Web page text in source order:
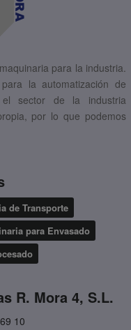
para la industria.
la automatización de
sector de la industria
por lo que podemos
de Transporte
para Envasado
R. Mora 4, S.L.
10